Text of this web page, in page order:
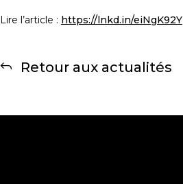
Lire l’article : https://lnkd.in/eiNgK92Y
Retour aux actualités